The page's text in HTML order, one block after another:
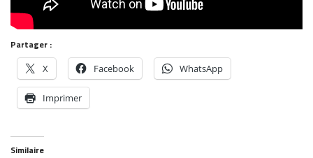
Partager :
X Facebook WhatsApp
Imprimer
Similaire